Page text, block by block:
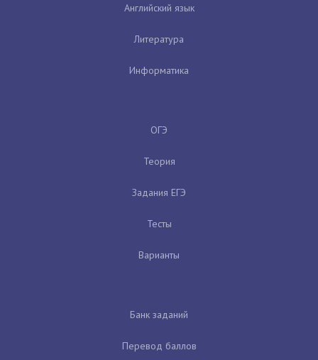
Английский язык
Литература
Информатика
ОГЭ
Теория
Задания ЕГЭ
Тесты
Варианты
Банк заданий
Перевод баллов